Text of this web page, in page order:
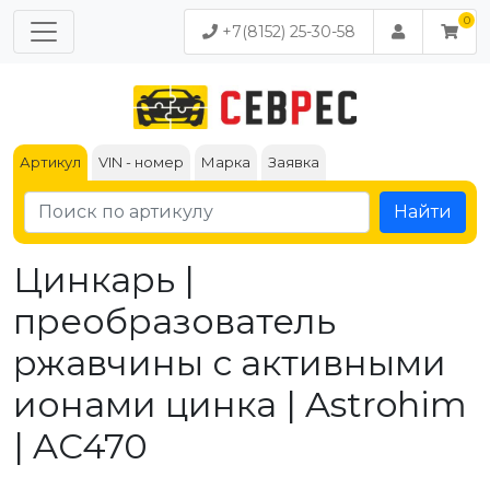
+7(8152) 25-30-58
Артикул VIN - номер Марка Заявка
Найти
Цинкарь |
преобразователь
ржавчины с активными
ионами цинка | Astrohim
| AC470